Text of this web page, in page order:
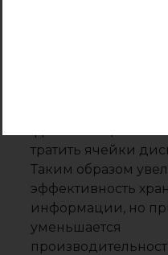
тратить ячейки
Таким образом
эффективность
информации, но
уменьшается